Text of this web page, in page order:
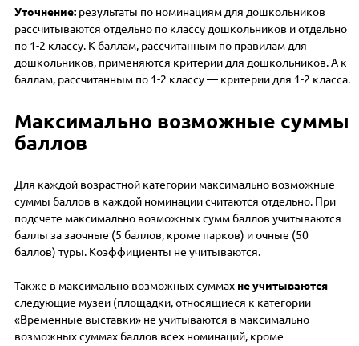
Уточнение: результаты по номинациям для дошкольников
рассчитываются отдельно по классу дошкольников и отдельно
по 1-2 классу. К баллам, рассчитанным по правилам для
дошкольников, применяются критерии для дошкольников. А к
баллам, рассчитанным по 1-2 классу — критерии для 1-2 класса.
Максимально возможные суммы
баллов
Для каждой возрастной категории максимально возможные
суммы баллов в каждой номинации считаются отдельно. При
подсчете максимально возможных сумм баллов учитываются
баллы за заочные (5 баллов, кроме парков) и очные (50
баллов) туры. Коэффициенты не учитываются.
Также в максимально возможных суммах не учитываются
следующие музеи (площадки, относящиеся к категории
«Временные выставки» не учитываются в максимально
возможных суммах баллов всех номинаций, кроме